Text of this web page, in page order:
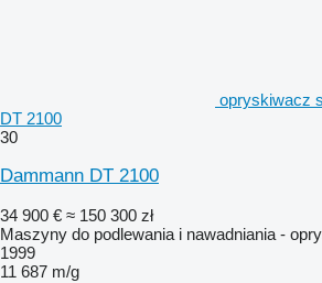
opryskiwacz
DT 2100
30
Dammann DT 2100
34 900 € ≈ 150 300 zł
Maszyny do podlewania i nawadniania -
1999
11 687 m/g